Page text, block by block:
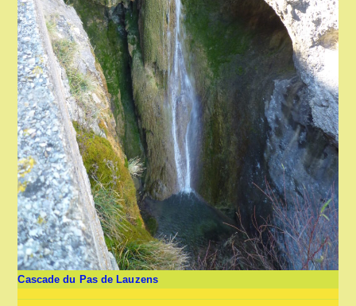
Cascade du Pas de Lauzens